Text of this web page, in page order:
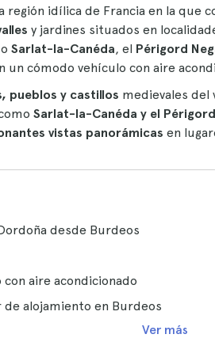
región idílica de Francia en la que
y jardines situados en
Sarlat-la-Canéda, el Périgord
un cómodo vehículo con aire
pueblos y castillos medievales del
Sarlat-la-Canéda y el
vistas panorámicas en
desde Burdeos
aire acondicionado
de alojamiento en Burdeos
Ver más